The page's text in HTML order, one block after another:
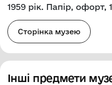
1959 рік. Папір, офорт,
Сторінка музею
Інші предмети